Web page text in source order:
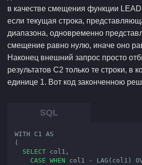
в качестве смещения функции
если текущая строка,
диапазона, одновременно
смещение равно нулю, иначе оно
Наконец внешний запрос просто
результатов C2 только те строки, в
единице 1. Вот код законченною
WITH C1 AS
(
SELECT col1,
CASE WHEN col1 - LAG(col1)